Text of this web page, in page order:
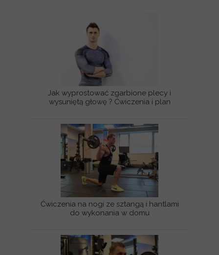
Jak wyprostować zgarbione plecy i
wysuniętą głowę ? Ćwiczenia i plan
Ćwiczenia na nogi ze sztangą i hantlami
do wykonania w domu